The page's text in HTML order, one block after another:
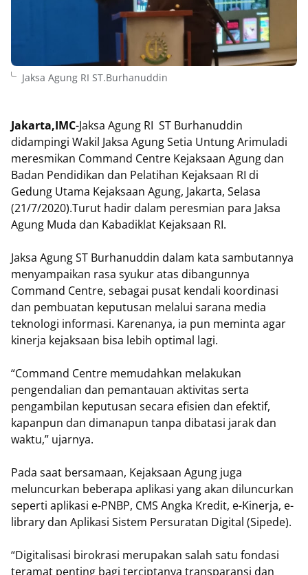
Jaksa Agung RI ST.Burhanuddin
Jakarta,IMC-Jaksa Agung RI ST Burhanuddin
didampingi Wakil Jaksa Agung Setia Untung Arimuladi
meresmikan Command Centre Kejaksaan Agung dan
Badan Pendidikan dan Pelatihan Kejaksaan RI di
Gedung Utama Kejaksaan Agung, Jakarta, Selasa
(21/7/2020).Turut hadir dalam peresmian para Jaksa
Agung Muda dan Kabadiklat Kejaksaan RI.
Jaksa Agung ST Burhanuddin dalam kata sambutannya
menyampaikan rasa syukur atas dibangunnya
Command Centre, sebagai pusat kendali koordinasi
dan pembuatan keputusan melalui sarana media
teknologi informasi. Karenanya, ia pun meminta agar
kinerja kejaksaan bisa lebih optimal lagi.
“Command Centre memudahkan melakukan
pengendalian dan pemantauan aktivitas serta
pengambilan keputusan secara efisien dan efektif,
kapanpun dan dimanapun tanpa dibatasi jarak dan
waktu,” ujarnya.
Pada saat bersamaan, Kejaksaan Agung juga
meluncurkan beberapa aplikasi yang akan diluncurkan
seperti aplikasi e-PNBP, CMS Angka Kredit, e-Kinerja, e-
library dan Aplikasi Sistem Persuratan Digital (Sipede).
“Digitalisasi birokrasi merupakan salah satu fondasi
teramat penting bagi terciptanya transparansi dan